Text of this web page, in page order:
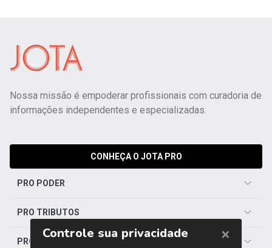
Nossa missão é empoderar profissionais com curadoria de
informações independentes e especializadas.
CONHEÇA O JOTA PRO
PRO PODER
PRO TRIBUTOS
PRO TRABALHISTA